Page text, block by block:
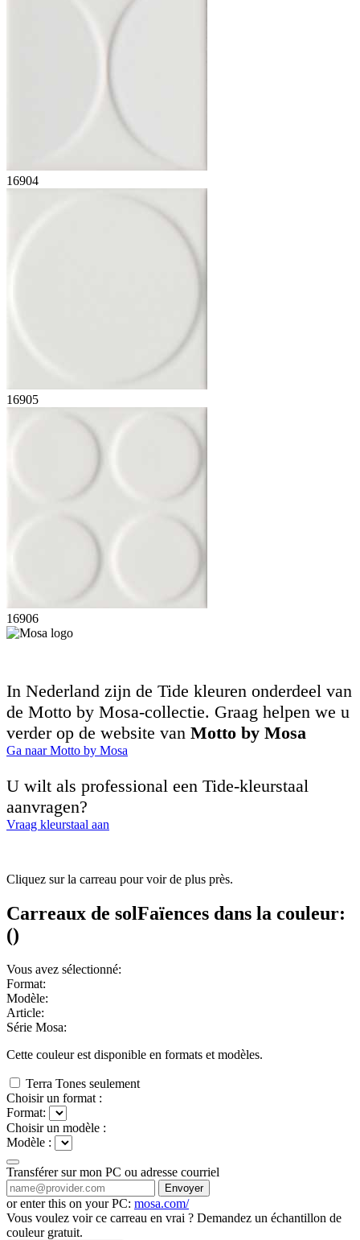
16904
16905
16906
In Nederland zijn de Tide kleuren onderdeel van
de Motto by Mosa-collectie. Graag helpen we u
verder op de website van Motto by Mosa
Ga naar Motto by Mosa
U wilt als professional een Tide-kleurstaal
aanvragen?
Vraag kleurstaal aan
Cliquez sur la carreau pour voir de plus près.
Carreaux de solFaïences dans la couleur:
()
Vous avez sélectionné:
Format:
Modèle:
Article:
Série Mosa:
Cette couleur est disponible en formats et modèles.
Terra Tones seulement
Choisir un format :
Format:
Choisir un modèle :
Modèle :
Transférer sur mon PC ou adresse courriel
Envoyer
or enter this on your PC: mosa.com/
Vous voulez voir ce carreau en vrai ? Demandez un échantillon de
couleur gratuit.